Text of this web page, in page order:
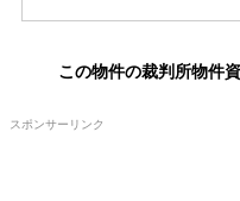
この物件の裁判所物件
スポンサーリンク